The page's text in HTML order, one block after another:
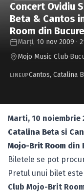
Concert Ovidiu
Beta & Cantos
Room din
Marți, 10 nov 2009 ·
Mojo Music Club·
LINEUPCantos, Catalina
Marti, 10 noiembrie
Catalina Beta si
Mojo-Brit Room din
Biletele se pot
Pretul unui bilet este
Club Mojo-Brit